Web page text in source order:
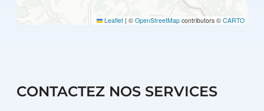
Leaflet | © OpenStreetMap contributors © CARTO
CONTACTEZ NOS SERVICES